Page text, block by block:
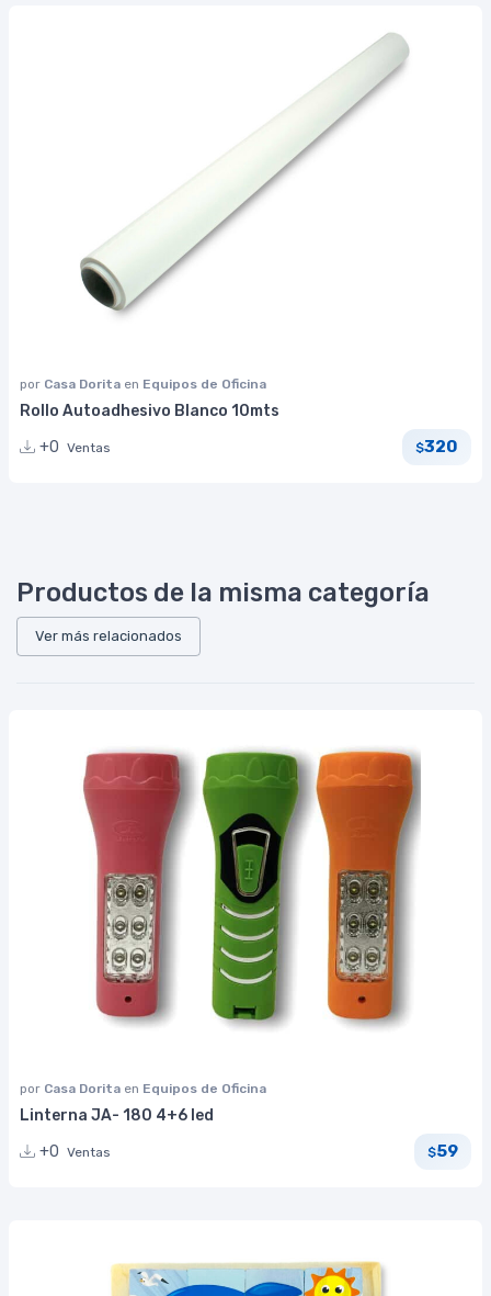
por Casa Dorita en Equipos de Oficina
Rollo Autoadhesivo Blanco 10mts
+0 Ventas $320
Productos de la misma categoría
Ver más relacionados
por Casa Dorita en Equipos de Oficina
Linterna JA- 180 4+6 led
+0 Ventas $59